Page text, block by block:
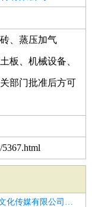
、蒸压加气
板、机械设备、
部门批准后方可
莆田理智文化传媒有限公司招聘济南市招聘手术室护士3